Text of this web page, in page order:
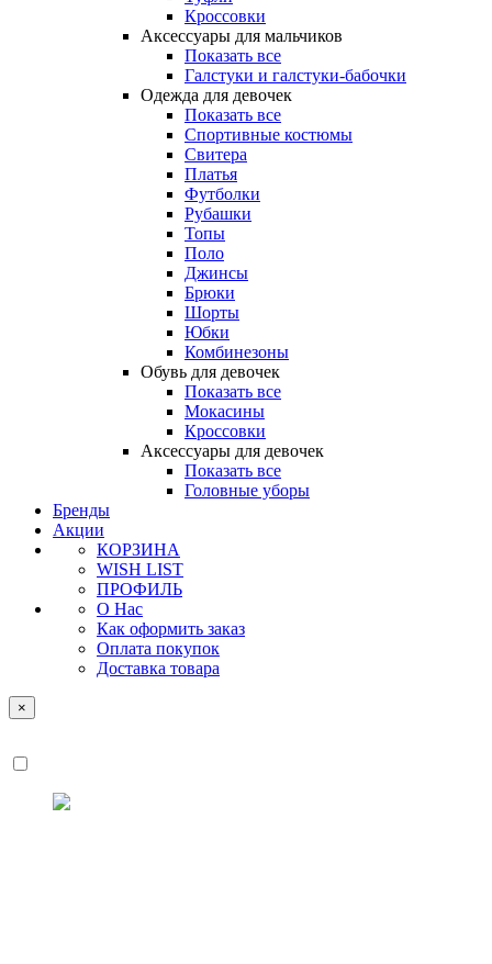
Кроссовки
Аксессуары для мальчиков
Показать все
Галстуки и галстуки-бабочки
Одежда для девочек
Показать все
Спортивные костюмы
Свитера
Платья
Футболки
Рубашки
Топы
Поло
Джинсы
Брюки
Шорты
Юбки
Комбинезоны
Обувь для девочек
Показать все
Мокасины
Кроссовки
Аксессуары для девочек
Показать все
Головные уборы
Бренды
Акции
КОРЗИНА
WISH LIST
ПРОФИЛЬ
О Нас
Как оформить заказ
Оплата покупок
Доставка товара
×